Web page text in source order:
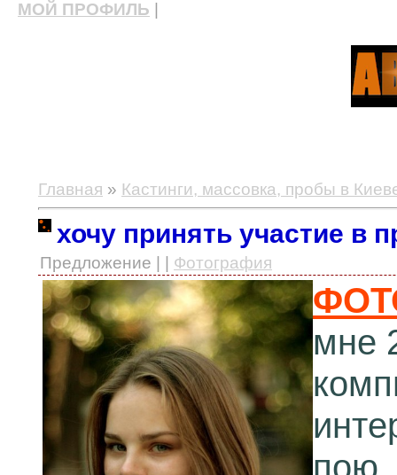
МОЙ ПРОФИЛЬ
Главная » Кастинги, массовка, пробы в
хочу принять участие в
Предложение | | Фотография
мне
пою,